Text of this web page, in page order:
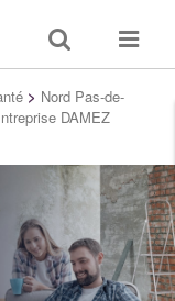
Toggle
search
Toggle
> Nord Pas-de-
DAMEZ